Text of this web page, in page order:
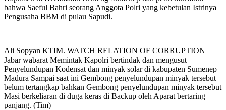
bahwa Saeful Bahri seorang Anggota Polri yang kebetulan Istrinya
Pengusaha BBM di pulau Sapudi.
Ali Sopyan KTIM. WATCH RELATION OF CORRUPTION
Jabar wabarat Memintak Kapolri bertindak dan mengusut
Penyelundupan Kodensat dan minyak solar di kabupaten Sumenep
Madura Sampai saat ini Gembong penyelundupan minyak tersebut
belum tertangkap bahkan Gembong penyelundupan minyak tersebut
Masi berkeliaran di duga keras di Backup oleh Aparat bertaring
panjang. (Tim)